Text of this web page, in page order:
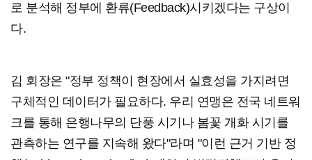
로 분석해 정부에 환류(Feedback)시키겠다는 구상이
다.
김 회장은 "정부 정책이 현장에서 실효성을 가지려면
구체적인 데이터가 필요하다. 우리 연맹은 전국 네트워
크를 통해 은행나무의 단풍 시기나 봄꽃 개화 시기를
관측하는 연구를 지속해 왔다"라며 "이런 근거 기반 정